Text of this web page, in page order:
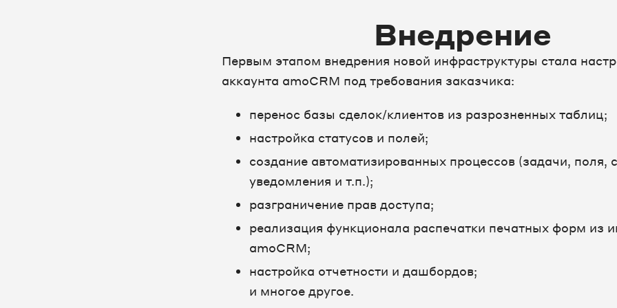
Внедрение
Первым этапом внедрения новой инфраструктуры стала
аккаунта amoCRM под требования заказчика:
перенос базы сделок/клиентов из разрозненных таблиц;
настройка статусов и полей;
создание автоматизированных процессов (задачи, поля,
уведомления и т.п.);
разграничение прав доступа;
реализация функционала распечатки печатных форм из
amoCRM;
настройка отчетности и дашбордов;
и многое другое.